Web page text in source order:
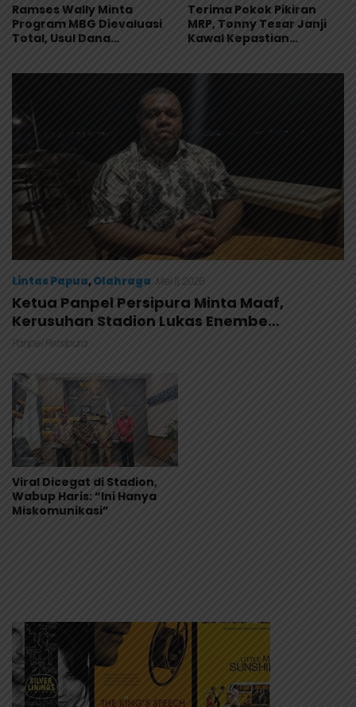
Terima Pokok Pikiran
MRP, Tonny Tesar Janji
Kawal Kepastian
Ramses Wally: Festival
Danau Sentani Ke-XV
2026 Harus Kembali
Lintas Papua,Olahraga Mei 11, 2026
Ketua Panpel Persipura Minta Maaf,
Kerusuhan Stadion Lukas Enembe
Tinggalkan Kerugian Besar
Panpel Persipura
Viral Dicegat di Stadion,
Wabup Haris: “Ini Hanya
Miskomunikasi”